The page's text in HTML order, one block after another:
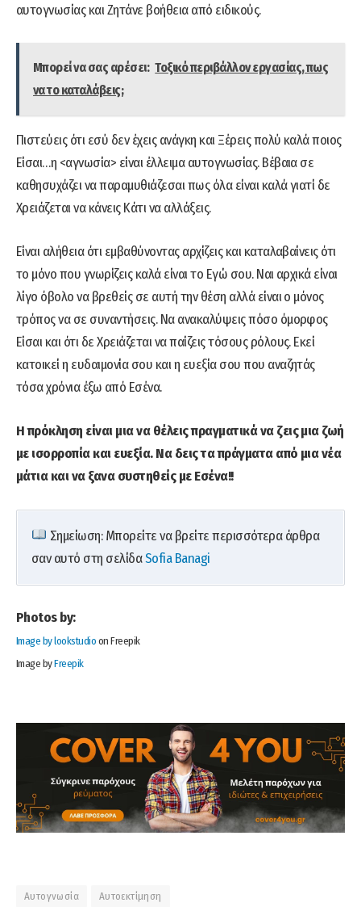
αυτογνωσίας και Ζητάνε βοήθεια από ειδικούς.
Μπορεί να σας αρέσει: Τοξικό περιβάλλον εργασίας, πως
να το καταλάβεις;
Πιστεύεις ότι εσύ δεν έχεις ανάγκη και Ξέρεις πολύ καλά ποιος
Είσαι…η <αγνωσία> είναι έλλειμα αυτογνωσίας. Βέβαια σε
καθησυχάζει να παραμυθιάζεσαι πως όλα είναι καλά γιατί δε
Χρειάζεται να κάνεις Κάτι να αλλάξεις.
Είναι αλήθεια ότι εμβαθύνοντας αρχίζεις και καταλαβαίνεις ότι
το μόνο που γνωρίζεις καλά είναι το Εγώ σου. Ναι αρχικά είναι
λίγο όβολο να βρεθείς σε αυτή την θέση αλλά είναι ο μόνος
τρόπος να σε συναντήσεις. Να ανακαλύψεις πόσο όμορφος
Είσαι και ότι δε Χρειάζεται να παίζεις τόσους ρόλους. Εκεί
κατοικεί η ευδαιμονία σου και η ευεξία σου που αναζητάς
τόσα χρόνια έξω από Εσένα.
Η πρόκληση είναι μια να θέλεις πραγματικά να ζεις μια ζωή
με ισορροπία και ευεξία. Να δεις τα πράγματα από μια νέα
μάτια και να ξανα συστηθείς με Εσένα!!
Σημείωση: Μπορείτε να βρείτε περισσότερα άρθρα
σαν αυτό στη σελίδαSofia Banagi
Photos by:
Image by lookstudioon Freepik
Image byFreepik
Αυτογνωσία Αυτοεκτίμηση